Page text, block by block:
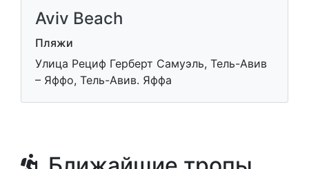
Aviv Beach
Пляжи
Улица Рециф Герберт Самуэль, Тель-Авив
– Яффо, Тель-Авив. Яффа